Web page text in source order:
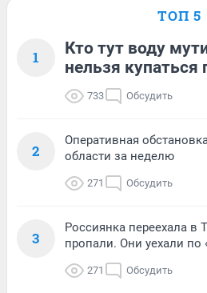
ТОП 5
1
Кто тут воду
нельзя купаться
733 Обсудить
2
Оперативная
области за неделю
271 Обсудить
3
Россиянка переехала в
пропали. Они уехали по
271 Обсудить